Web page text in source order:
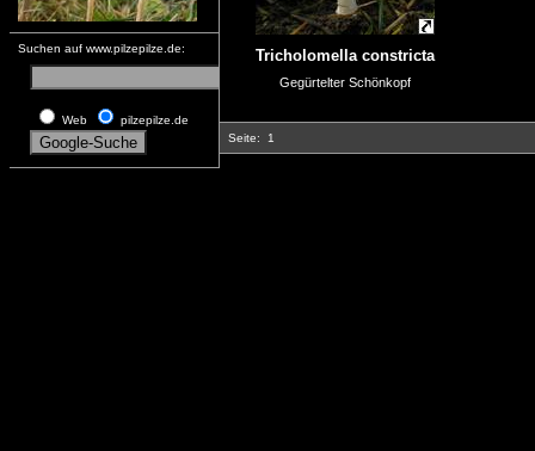
Suchen auf www.pilzepilze.de:
Web pilzepilze.de
Tricholomella constricta
Gegürtelter Schönkopf
Seite: 1